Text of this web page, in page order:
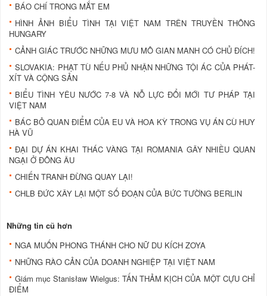
BÁO CHÍ TRONG MẮT EM
HÌNH ẢNH BIỂU TÌNH TẠI VIỆT NAM TRÊN TRUYỀN THÔNG
HUNGARY
CẢNH GIÁC TRƯỚC NHỮNG MƯU MÔ GIAN MANH CÓ CHỦ ÐÍCH!
SLOVAKIA: PHẠT TÙ NẾU PHỦ NHẬN NHỮNG TỘI ÁC CỦA PHÁT-
XÍT VÀ CỘNG SẢN
BIỂU TÌNH YÊU NƯỚC 7-8 VÀ NỖ LỰC ÐỔI MỚI TƯ PHÁP TẠI
VIỆT NAM
BÁC BỎ QUAN ÐIỂM CỦA EU VÀ HOA KỲ TRONG VỤ ÁN CÙ HUY
HÀ VŨ
ÐẠI DỰ ÁN KHAI THÁC VÀNG TẠI ROMANIA GÂY NHIỀU QUAN
NGẠI Ở ÐÔNG ÂU
CHIẾN TRANH ÐỪNG QUAY LẠI!
CHLB ÐỨC XÂY LẠI MỘT SỐ ÐOẠN CỦA BỨC TƯỜNG BERLIN
Những tin cũ hơn
NGA MUỐN PHONG THÁNH CHO NỮ DU KÍCH ZOYA
NHỮNG RÀO CẢN CỦA DOANH NGHIỆP TẠI VIỆT NAM
Giám mục Stanisław Wielgus: TẤN THẢM KỊCH CỦA MỘT CỰU CHỈ
ĐIỂM